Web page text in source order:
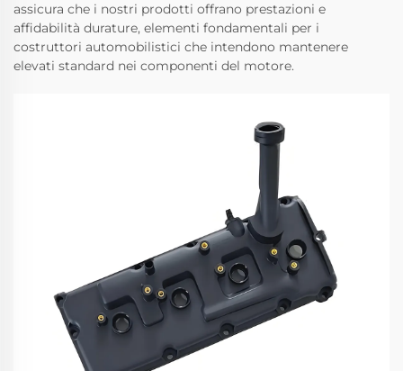
assicura che i nostri prodotti offrano prestazioni e
affidabilità durature, elementi fondamentali per i
costruttori automobilistici che intendono mantenere
elevati standard nei componenti del motore.